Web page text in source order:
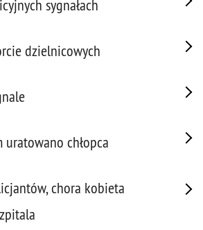
sygnałach
dzielnicowych
chłopca
chora kobieta